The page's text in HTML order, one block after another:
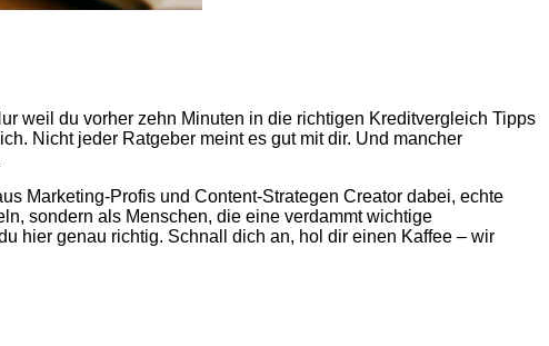
weil du vorher zehn Minuten in die richtigen Kreditvergleich Tipps
Nicht jeder Ratgeber meint es gut mit dir. Und mancher
Marketing-Profis und Content-Strategen Creator dabei, echte
sondern als Menschen, die eine verdammt wichtige
hier genau richtig. Schnall dich an, hol dir einen Kaffee – wir